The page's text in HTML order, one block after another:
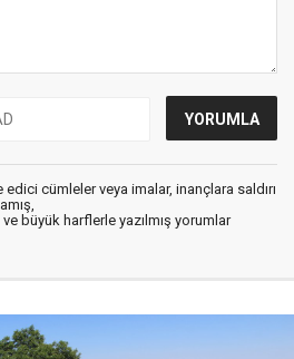
cümleler veya imalar, inançlara saldırı
büyük harflerle yazılmış yorumlar